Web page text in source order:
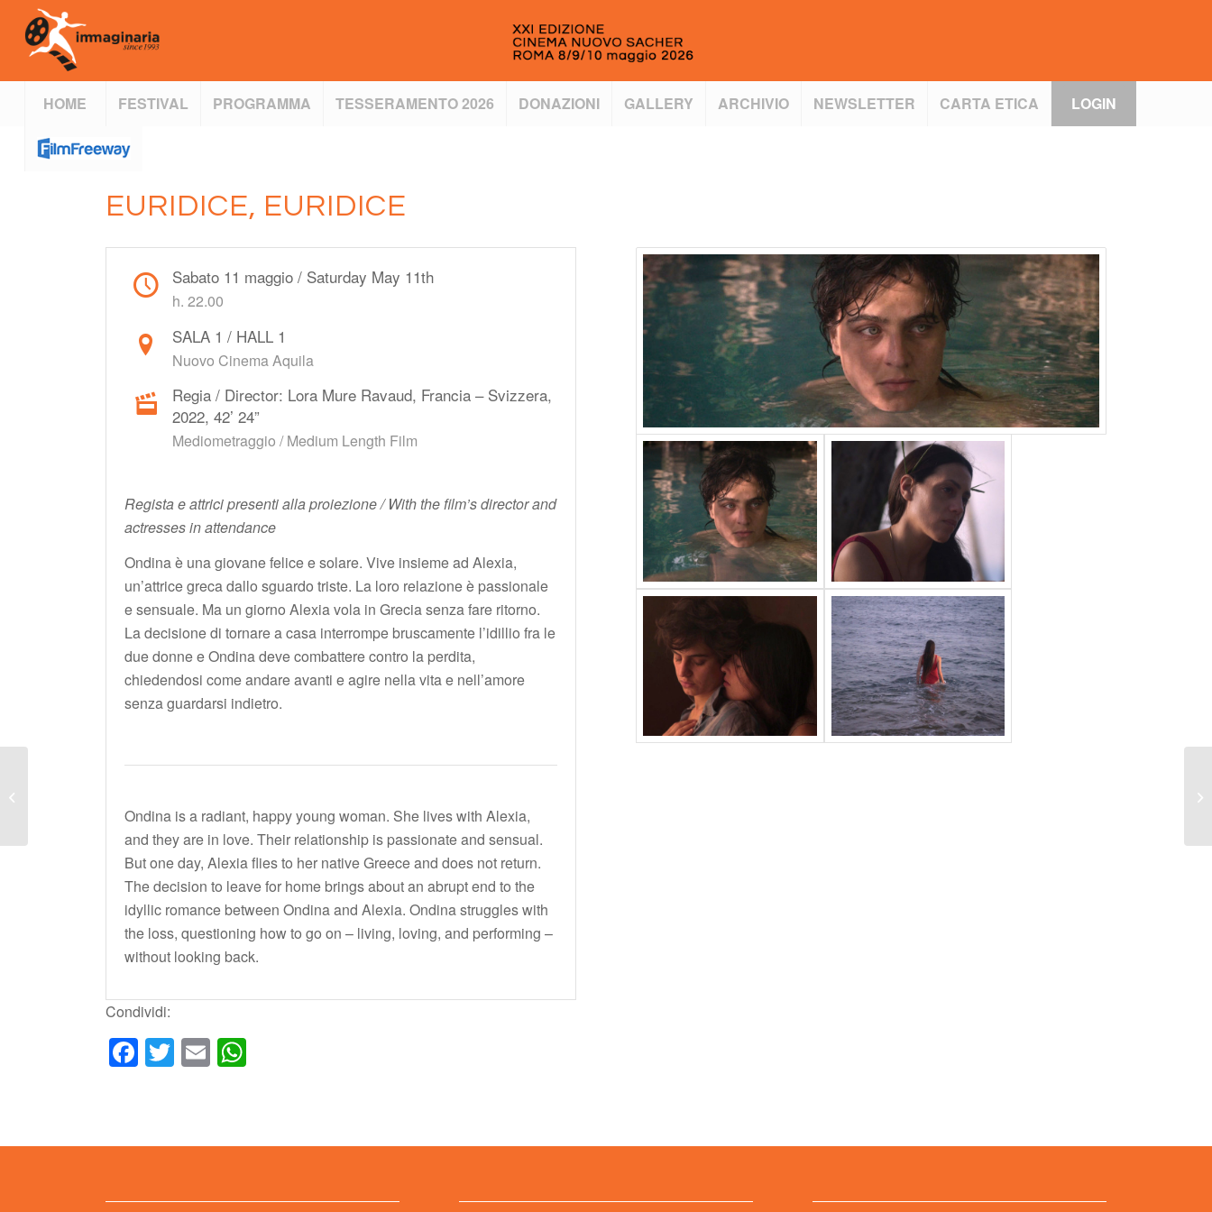
HOME FESTIVAL PROGRAMMA TESSERAMENTO 2026 DONAZIONI GALLERY ARCHIVIO NEWSLETTER CARTA ETICA LOGIN
EURIDICE, EURIDICE
Sabato 11 maggio / Saturday May 11th
h. 22.00
SALA 1 / HALL 1
Nuovo Cinema Aquila
Regia / Director: Lora Mure Ravaud, Francia – Svizzera,
2022, 42’ 24”
Mediometraggio / Medium Length Film
Regista e attrici presenti alla proiezione / With the film’s director and
actresses in attendance
Ondina è una giovane felice e solare. Vive insieme ad Alexia,
un’attrice greca dallo sguardo triste. La loro relazione è passionale
e sensuale. Ma un giorno Alexia vola in Grecia senza fare ritorno.
La decisione di tornare a casa interrompe bruscamente l’idillio fra le
due donne e Ondina deve combattere contro la perdita,
chiedendosi come andare avanti e agire nella vita e nell’amore
senza guardarsi indietro.
Ondina is a radiant, happy young woman. She lives with Alexia,
and they are in love. Their relationship is passionate and sensual.
But one day, Alexia flies to her native Greece and does not return.
The decision to leave for home brings about an abrupt end to the
idyllic romance between Ondina and Alexia. Ondina struggles with
the loss, questioning how to go on – living, loving, and performing –
without looking back.
Condividi:
Facebook
Twitter
Email